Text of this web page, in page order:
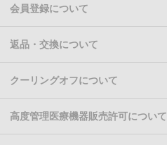
会員登録について
返品・交換について
クーリングオフについて
高度管理医療機器販売許可について